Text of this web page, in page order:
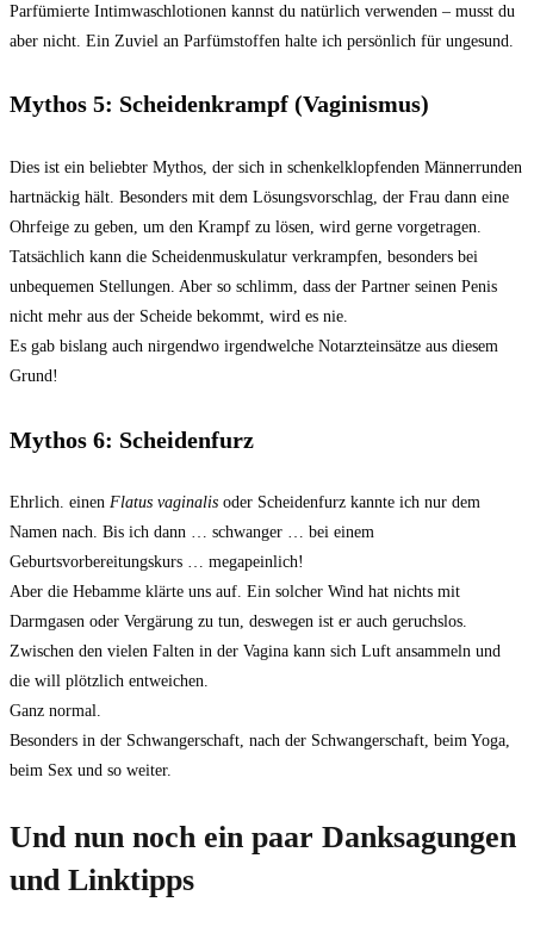
Parfümierte Intimwaschlotionen kannst du natürlich verwenden – musst du
aber nicht. Ein Zuviel an Parfümstoffen halte ich persönlich für ungesund.
Mythos 5: Scheidenkrampf (Vaginismus)
Dies ist ein beliebter Mythos, der sich in schenkelklopfenden Männerrunden
hartnäckig hält. Besonders mit dem Lösungsvorschlag, der Frau dann eine
Ohrfeige zu geben, um den Krampf zu lösen, wird gerne vorgetragen.
Tatsächlich kann die Scheidenmuskulatur verkrampfen, besonders bei
unbequemen Stellungen. Aber so schlimm, dass der Partner seinen Penis
nicht mehr aus der Scheide bekommt, wird es nie.
Es gab bislang auch nirgendwo irgendwelche Notarzteinsätze aus diesem
Grund!
Mythos 6: Scheidenfurz
Ehrlich. einen Flatus vaginalis oder Scheidenfurz kannte ich nur dem
Namen nach. Bis ich dann … schwanger … bei einem
Geburtsvorbereitungskurs … megapeinlich!
Aber die Hebamme klärte uns auf. Ein solcher Wind hat nichts mit
Darmgasen oder Vergärung zu tun, deswegen ist er auch geruchslos.
Zwischen den vielen Falten in der Vagina kann sich Luft ansammeln und
die will plötzlich entweichen.
Ganz normal.
Besonders in der Schwangerschaft, nach der Schwangerschaft, beim Yoga,
beim Sex und so weiter.
Und nun noch ein paar Danksagungen
und Linktipps